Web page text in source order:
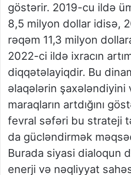
göstərir. 2019-cu ildə
8,5 milyon dollar idisə,
rəqəm 11,3 milyon
2022-ci ildə ixracın
diqqətəlayiqdir. Bu
əlaqələrin şaxələndiyini
maraqların artdığını
fevral səfəri bu strateji
da gücləndirmək
Burada siyasi dialoqun
enerji və nəqliyyat